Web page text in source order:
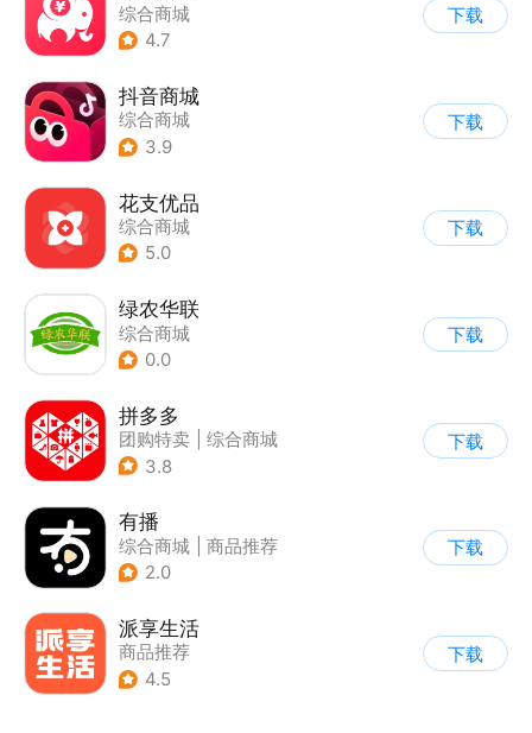
综合商城
4.7
下载
抖音商城
综合商城
3.9
下载
花支优品
综合商城
5.0
下载
绿农华联
综合商城
0.0
下载
拼多多
团购特卖
综合商城
3.8
下载
有播
综合商城
商品推荐
2.0
下载
派享生活
商品推荐
4.5
下载